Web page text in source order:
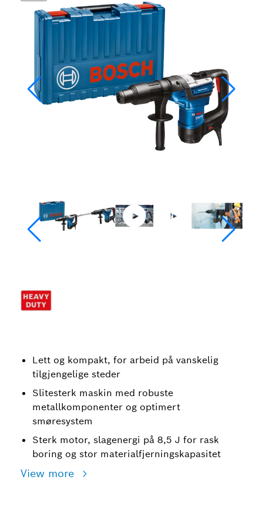
Lett og kompakt, for arbeid på vanskelig
tilgjengelige steder
Slitesterk maskin med robuste
metallkomponenter og optimert
smøresystem
Sterk motor, slagenergi på 8,5 J for rask
boring og stor materialfjerningskapasitet
View more